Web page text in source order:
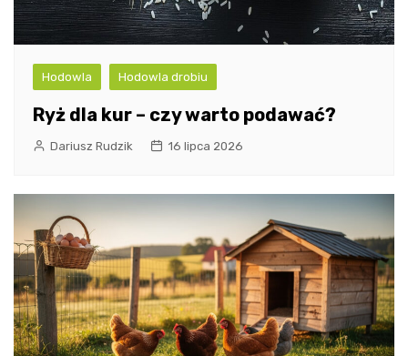
Hodowla Hodowla drobiu
Ryż dla kur – czy warto podawać?
Dariusz Rudzik 16 lipca 2026